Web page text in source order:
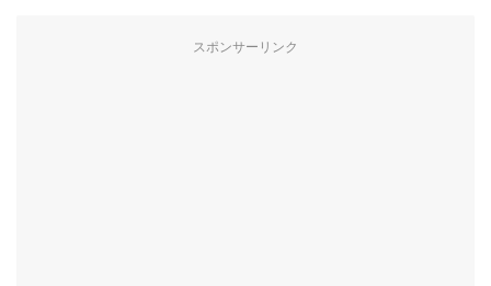
スポンサーリンク